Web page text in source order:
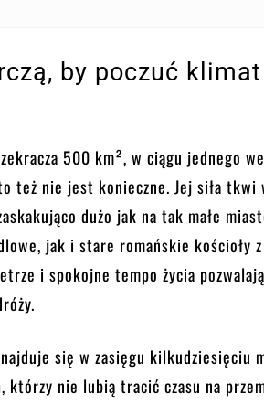
by poczuć klimat
500 km², w ciągu jednego
też nie jest konieczne. Jej siła tkwi
dużo jak na tak małe
jak i stare romańskie kościoły
i spokojne tempo życia
się w zasięgu kilkudziesięciu
nie lubią tracić czasu na